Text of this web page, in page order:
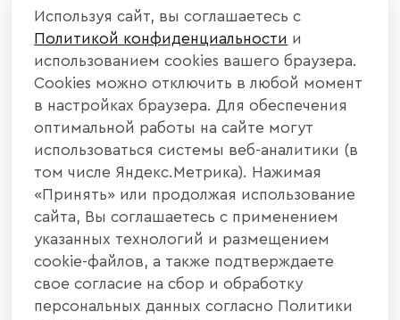
Используя сайт, вы соглашаетесь с
Политикой конфиденциальности и
использованием cookies вашего браузера.
Cookies можно отключить в любой момент
в настройках браузера. Для обеспечения
оптимальной работы на сайте могут
использоваться системы веб-аналитики (в
том числе Яндекс.Метрика). Нажимая
«Принять» или продолжая использование
сайта, Вы соглашаетесь с применением
указанных технологий и размещением
cookie-файлов, а также подтверждаете
свое согласие на сбор и обработку
персональных данных согласно Политики